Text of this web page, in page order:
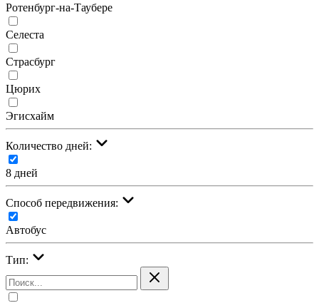
Ротенбург-на-Таубере
Селеста
Страсбург
Цюрих
Эгисхайм
Количество дней:
8 дней
Cпособ передвижения:
Автобус
Тип: